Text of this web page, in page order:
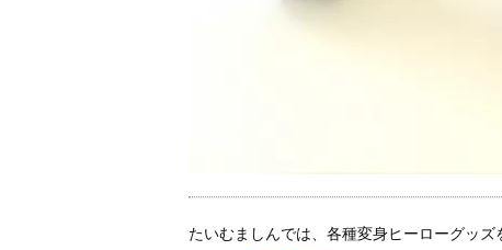
たいむましんでは、各種変身ヒーローグッズ